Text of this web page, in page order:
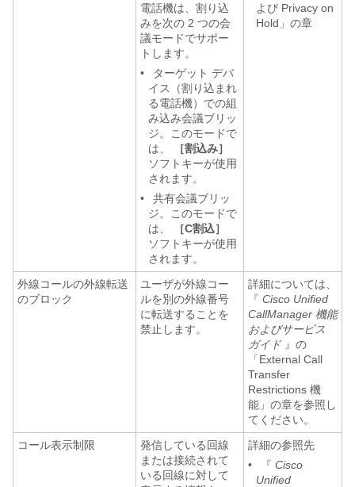
電話機は、割り込
みを次の 2 つの会
議モードでサポー
トします。
•
ターゲット デバ
イス（割り込まれ
る電話機）での組
み込み会議ブリッ
ジ。このモードで
は、
［割込み］
ソフトキーが使用
されます。
•
共有会議ブリッ
ジ。このモードで
は、
［C割込］
ソフトキーが使用
されます。
よび Privacy on
Hold」の章
外線コールの外線転送
のブロック
ユーザが外線コー
ルを別の外線番号
に転送することを
禁止します。
詳細については、
『 Cisco Unified
CallManager 機能
およびサービス
ガイド』の
「External Call
Transfer
Restrictions 機
能」の章を参照し
てください。
コール表示制限
発信している回線
または接続されて
いる回線に対して
詳細の参照先
•
『 Cisco
Unified